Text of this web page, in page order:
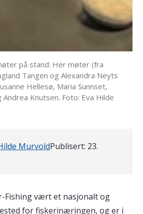
på stand: Her møter (fra
Tangen og Alexandra Neyts
Hellesø, Maria Sunnset,
Knutsen. Foto: Eva Hilde
MurvoldPublisert: 23.
Fishing vært et nasjonalt og
for fiskerinæringen, og er i